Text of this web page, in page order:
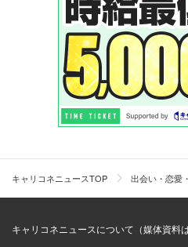
キャリコネニュースTOP 出会い・恋愛
キャリコネニュースについて（媒体資料